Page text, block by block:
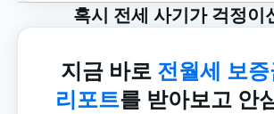
혹시 전세 사기가 걱정이
지금 바로 전월세 보
리포트를 받아보고 안